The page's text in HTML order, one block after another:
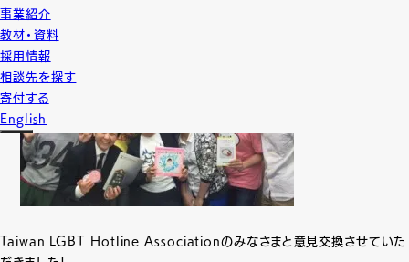
事業紹介
教材・資料
採用情報
相談先を探す
寄付する
English
Taiwan LGBT Hotline Associationのみなさまと意見交換させていた